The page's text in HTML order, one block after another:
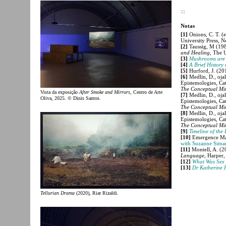
Vista da exposição After Smoke and Mirrors , Centro de Arte
Oliva, 2025. © Dinis Santos.
Tellurian Drama (2020), Riar Rizaldi.
:::
Notas
[1] Onions, C. T.
University Press,
[2] Taussig, M
and Healing , The
[3] Mushrooms
[4] A Brief History
[5] Hurford, J.
[6] Medlin, D.,
Epistemologies,
The Conceptual
[7] Medlin, D.,
Epistemologies,
The Conceptual
[8] Medlin, D.,
Epistemologies,
The Conceptual
[9] Timeline of
[10] Emergence
with Suzanne
[11] Montell, A.
Language ,
[12] What Was
[13] Dr Katherine